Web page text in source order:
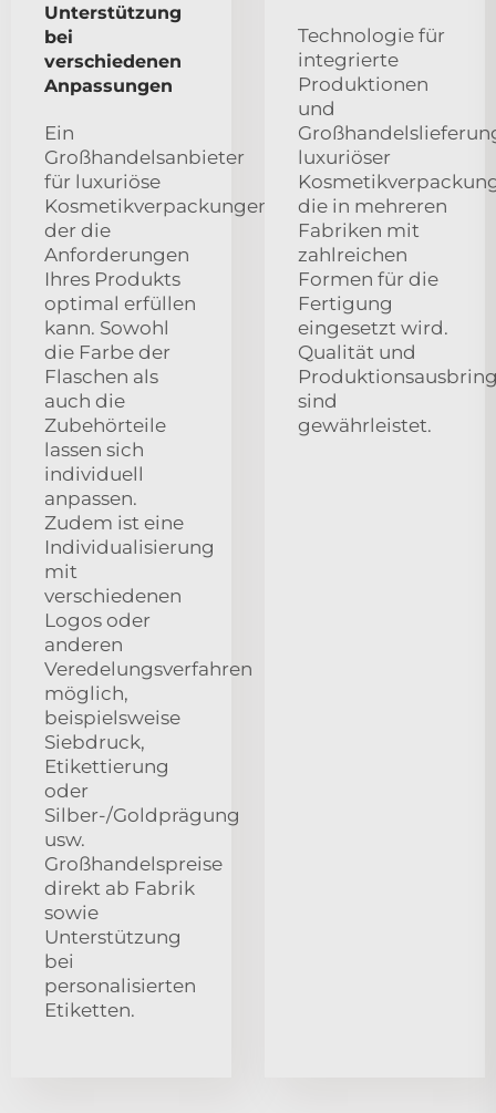
Unterstützung
bei
verschiedenen
Anpassungen
Ein
Großhandelsanbieter
für luxuriöse
Kosmetikverpackungen,
der die
Anforderungen
Ihres Produkts
optimal erfüllen
kann. Sowohl
die Farbe der
Flaschen als
auch die
Zubehörteile
lassen sich
individuell
anpassen.
Zudem ist eine
Individualisierung
mit
verschiedenen
Logos oder
anderen
Veredelungsverfahren
möglich,
beispielsweise
Siebdruck,
Etikettierung
oder
Silber-/Goldprägung
usw.
Großhandelspreise
direkt ab Fabrik
sowie
Unterstützung
bei
personalisierten
Etiketten.
Technologie für
integrierte
Produktionen
und
luxuriöser
die in mehreren
Fabriken mit
zahlreichen
Formen für die
Fertigung
eingesetzt wird.
Qualität und
sind
gewährleistet.